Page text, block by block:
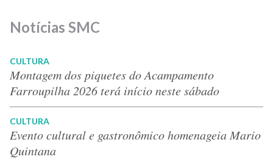
Notícias SMC
CULTURA
Montagem dos piquetes do Acampamento
Farroupilha 2026 terá início neste sábado
CULTURA
Evento cultural e gastronômico homenageia Mario
Quintana